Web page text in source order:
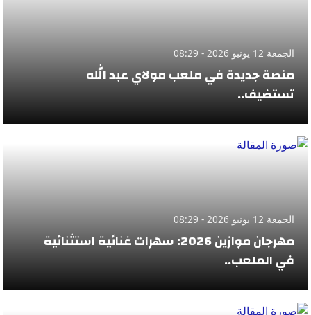
الجمعة 12 يونيو 2026 - 08:29
منصة جديدة في ملعب مولاي عبد الله
تستضيف..
الجمعة 12 يونيو 2026 - 08:29
مهرجان موازين 2026: سهرات غنائية استثنائية
في الملعب..